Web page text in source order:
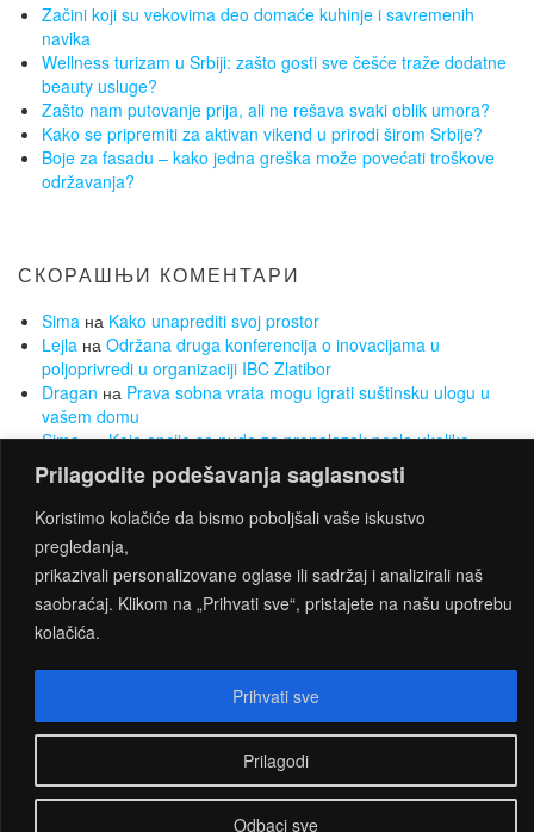
Prilagodite podešavanja saglasnosti
Koristimo kolačiće da bismo poboljšali vaše iskustvo
pregledanja,
prikazivali personalizovane oglase ili sadržaj i analizirali naš
saobraćaj. Klikom na „Prihvati sve“, pristajete na našu upotrebu
kolačića.
Prilagodi
Odbaci sve
Prihvati sve
Začini koji su vekovima deo domaće kuhinje i savremenih
navika
Wellness turizam u Srbiji: zašto gosti sve češće traže dodatne
beauty usluge?
Zašto nam putovanje prija, ali ne rešava svaki oblik umora?
Kako se pripremiti za aktivan vikend u prirodi širom Srbije?
Boje za fasadu – kako jedna greška može povećati troškove
održavanja?
СКОРАШЊИ КОМЕНТАРИ
Sima на Kako unaprediti svoj prostor
Lejla на Održana druga konferencija o inovacijama u
poljoprivredi u organizaciji IBC Zlatibor
Dragan на Prava sobna vrata mogu igrati suštinsku ulogu u
vašem domu
SimaнаKoje opcije se nude za pronalazak posla ukoliko
nemate radnog iskustva
SimaнаŽelite da smršate, a da Vam to ne bude opterećenje?
Za to su najbolji sobni bicikli
PROUDLY POWERED BYWORDPRESS |THEME: